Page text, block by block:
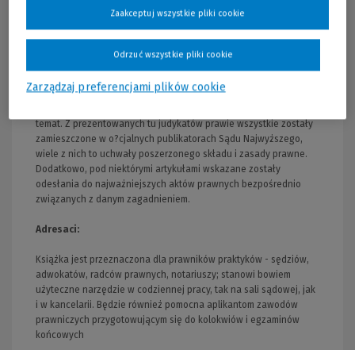
najważniejszych rozstrzygnięciach sądowych, wyznaczających
rozumienie poszczególnych przepisów przez praktykę.
Wyboru dokonano spośród nieprzebranej liczby orzeczeń
1965 r. Celem było przedstawienie tych aktualnych, a zarazem
temat. Z prezentowanych tu judykatów prawie wszystkie zostały
zamieszczone w o?cjalnych publikatorach Sądu Najwyższego,
wiele z nich to uchwały poszerzonego składu i zasady prawne.
Dodatkowo, pod niektórymi artykułami wskazane zostały
odesłania do najważniejszych aktów prawnych bezpośrednio
związanych z danym zagadnieniem.
Adresaci:
Książka jest przeznaczona dla prawników praktyków - sędziów,
adwokatów, radców prawnych, notariuszy; stanowi bowiem
użyteczne narzędzie w codziennej pracy, tak na sali sądowej, jak
i w kancelarii. Będzie również pomocna aplikantom zawodów
prawniczych przygotowującym się do kolokwiów i egzaminów
końcowych
Zarządzaj preferencjami plików cookie
Odrzuć wszystkie pliki cookie
Zaakceptuj wszystkie pliki cookie